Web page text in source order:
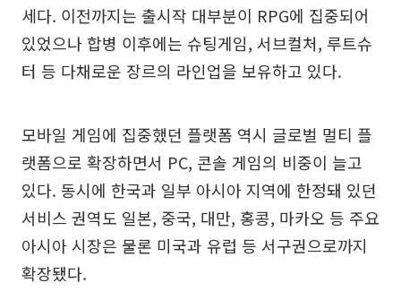
세다. 이전까지는 출시작 대부분이 RPG에 집중되어
있었으나 합병 이후에는 슈팅게임, 서브컬처, 루트슈
터 등 다채로운 장르의 라인업을 보유하고 있다.
모바일 게임에 집중했던 플랫폼 역시 글로벌 멀티 플
랫폼으로 확장하면서 PC, 콘솔 게임의 비중이 늘고
있다. 동시에 한국과 일부 아시아 지역에 한정돼 있던
서비스 권역도 일본, 중국, 대만, 홍콩, 마카오 등 주요
아시아 시장은 물론 미국과 유럽 등 서구권으로까지
확장됐다.